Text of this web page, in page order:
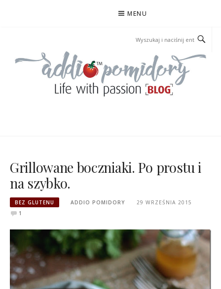
MENU
Grillowane boczniaki. Po prostu i
na szybko.
BEZ GLUTENU ADDIO POMIDORY
29 WRZEŚNIA 2015
1